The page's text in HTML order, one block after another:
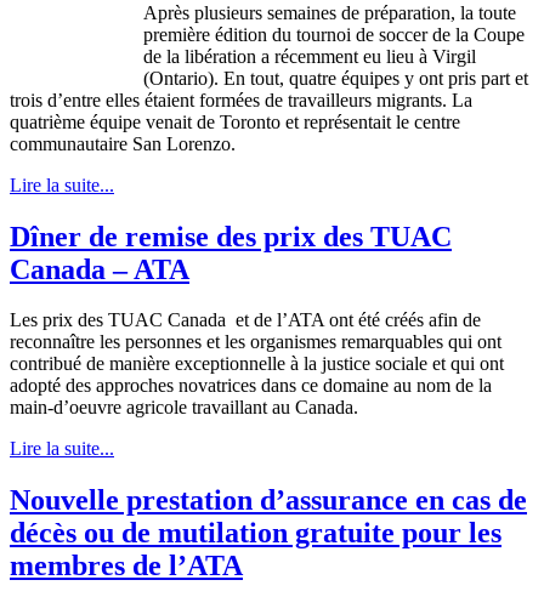
Après plusieurs semaines de préparation, la toute
première édition du tournoi de soccer de la Coupe
de la libération a récemment eu lieu à Virgil
(Ontario). En tout, quatre équipes y ont pris part et
trois d’entre elles étaient formées de travailleurs migrants. La
quatrième équipe venait de Toronto et représentait le centre
communautaire San Lorenzo.
Lire la suite...
Dîner de remise des prix des TUAC
Canada – ATA
Les prix des TUAC Canada et de l’ATA ont été créés afin de
reconnaître les personnes et les organismes remarquables qui ont
contribué de manière exceptionnelle à la justice sociale et qui ont
adopté des approches novatrices dans ce domaine au nom de la
main-d’oeuvre agricole travaillant au Canada.
Lire la suite...
Nouvelle prestation d’assurance en cas de
décès ou de mutilation gratuite pour les
membres de l’ATA